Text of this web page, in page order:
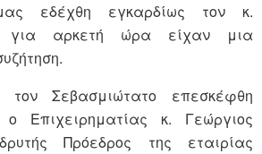
εδέχθη εγκαρδίως τον κ.
για αρκετή ώρα είχαν μια
τον Σεβασμιώτατο επεσκέφθη
Επιχειρηματίας κ. Γεώργιος
Πρόεδρος της εταιρίας